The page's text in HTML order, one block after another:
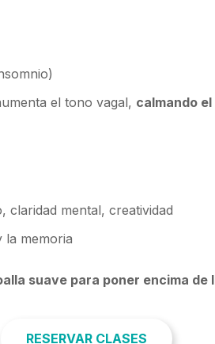
el tono vagal, calmando
claridad mental, creatividad
la memoria
suave para poner encima de
RESERVAR CLASES